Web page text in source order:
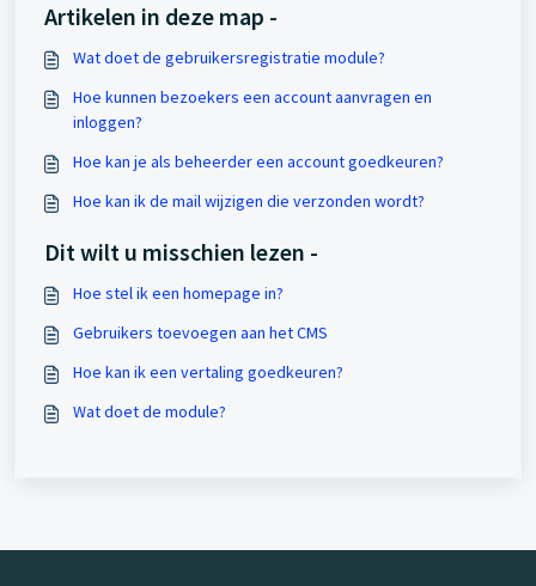
Artikelen in deze map -
Wat doet de gebruikersregistratie module?
Hoe kunnen bezoekers een account aanvragen en
inloggen?
Hoe kan je als beheerder een account goedkeuren?
Hoe kan ik de mail wijzigen die verzonden wordt?
Dit wilt u misschien lezen -
Hoe stel ik een homepage in?
Gebruikers toevoegen aan het CMS
Hoe kan ik een vertaling goedkeuren?
Wat doet de module?